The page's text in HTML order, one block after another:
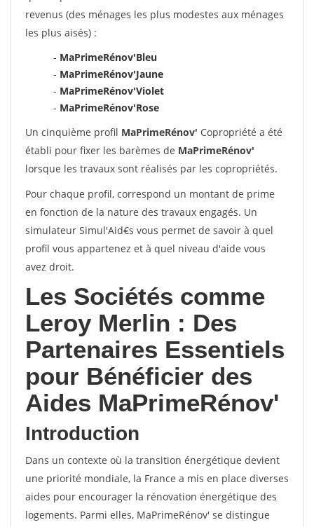
revenus (des ménages les plus modestes aux ménages
les plus aisés) :
- MaPrimeRénov'Bleu
- MaPrimeRénov'Jaune
- MaPrimeRénov'Violet
- MaPrimeRénov'Rose
Un cinquième profil MaPrimeRénov' Copropriété a été
établi pour fixer les barèmes de MaPrimeRénov'
lorsque les travaux sont réalisés par les copropriétés.
Pour chaque profil, correspond un montant de prime
en fonction de la nature des travaux engagés. Un
simulateur Simul'Aid€s vous permet de savoir à quel
profil vous appartenez et à quel niveau d'aide vous
avez droit.
Les Sociétés comme
Leroy Merlin : Des
Partenaires Essentiels
pour Bénéficier des
Aides MaPrimeRénov'
Introduction
Dans un contexte où la transition énergétique devient
une priorité mondiale, la France a mis en place diverses
aides pour encourager la rénovation énergétique des
logements. Parmi elles, MaPrimeRénov' se distingue